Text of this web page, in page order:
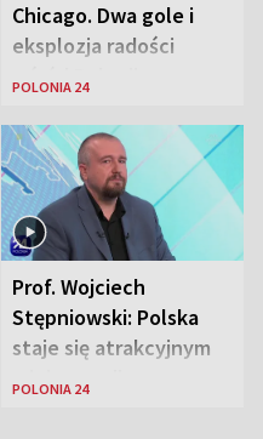
Chicago. Dwa gole i
eksplozja radości
wśród Polonii
POLONIA 24
Prof. Wojciech
Stępniowski: Polska
staje się atrakcyjnym
miejscem dla
POLONIA 24